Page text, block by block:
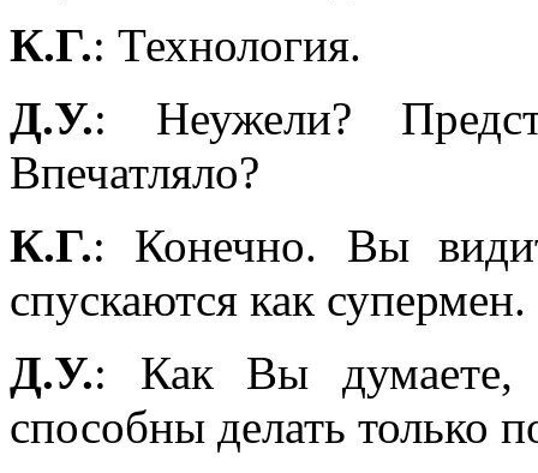
К.Г.: Технология.
Д.У.: Неужели?
Впечатляло?
К.Г.: Конечно. Вы
спускаются как супермен.
Д.У.: Как Вы думаете,
способны делать только